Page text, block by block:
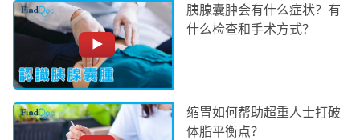
胰腺囊肿会有什么症状？有
什么检查和手术方式？
缩胃如何帮助超重人士打破
体脂平衡点？